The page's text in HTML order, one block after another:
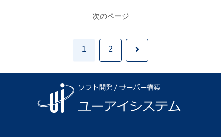
次のページ
1 2 次